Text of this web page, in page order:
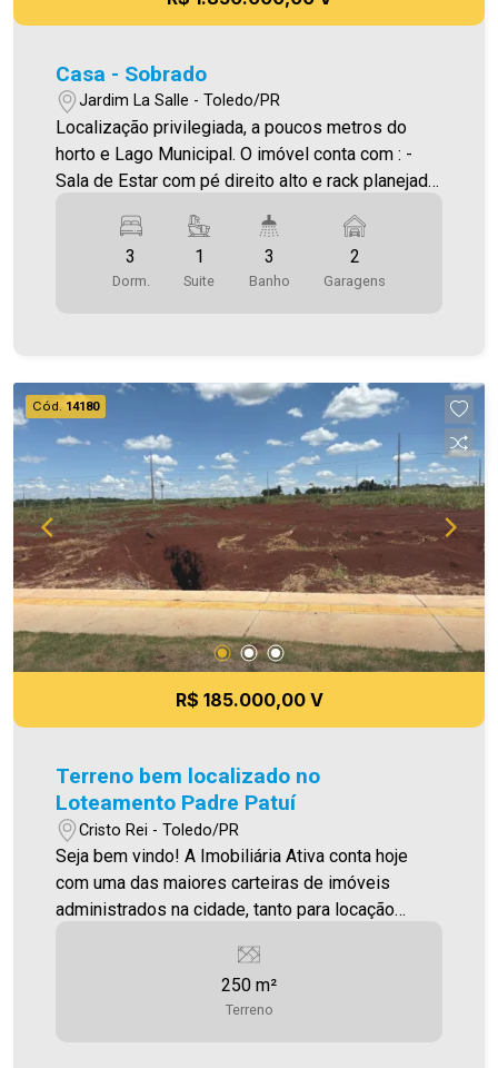
Casa - Sobrado
Jardim La Salle - Toledo/PR
Localização privilegiada, a poucos metros do
horto e Lago Municipal. O imóvel conta com : -
Sala de Estar com pé direito alto e rack planejada
bancada de granito e churrasqueira - 02 Quartos -
01 Suíte - 03 Banheiros ( suíte , social e lavabo ) -
Lavanderia com móveis planejados - 02 vagas de
Estrutura para água quente Área construída:
205,00m² Área terreno: 207,00m² A Imobiliária
Ativa possui hoje uma das maiores carteiras de
imóveis administrados da cidade, atuando com
excelência tanto na locação quanto na venda.
Aproveite essa oportunidade, agende uma visita!
Imobiliária Ativa | Sinta-se em casa! - As
informações aqui prestadas são verdadeiras,
todavia, reservamo-nos o direito de corrigir
qualquer erro de digitação e/ou ortografia, bem
como alteração dos preços e imagens. Fotos
meramente ilustrativas.
3
Dorm.
1
Suite
3
Banho
2
Garagens
Cód. 14180
R$ 185.000,00 V
Terreno bem localizado no
Loteamento Padre Patuí
Cristo Rei - Toledo/PR
Seja bem vindo! A Imobiliária Ativa conta hoje
com uma das maiores carteiras de imóveis
administrados na cidade, tanto para locação
loteamento Padre Patuí, com 250,00m².
Aproveite essa oportunidade! A hora de encontrar
250 m²
Terreno